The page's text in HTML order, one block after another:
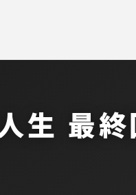
生 最